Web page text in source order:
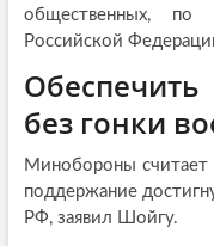
общественных, по
Российской
без гонки
Минобороны считает
поддержание
РФ, заявил Шойгу.